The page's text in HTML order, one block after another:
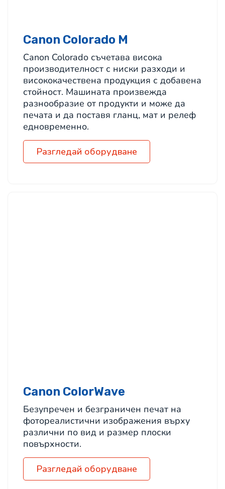
Canon Colorado M
Canon Colorado съчетава висока
производителност с ниски разходи и
висококачествена продукция с добавена
стойност. Машината произвежда
разнообразие от продукти и може да
печата и да поставя гланц, мат и релеф
едновременно.
Разгледай оборудване
Canon ColorWave
Безупречен и безграничен печат на
фотореалистични изображения върху
различни по вид и размер плоски
повърхности.
Разгледай оборудване